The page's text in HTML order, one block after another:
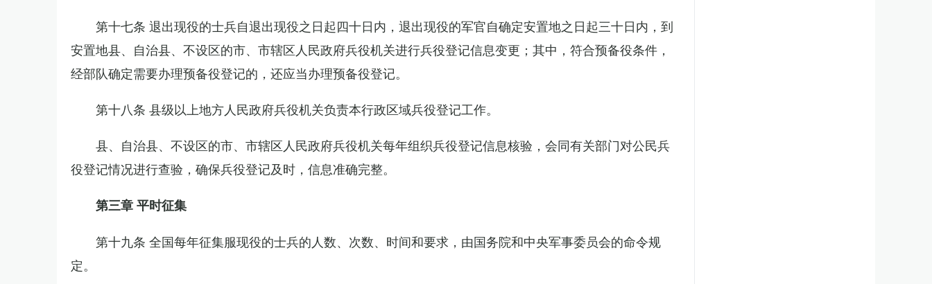
第十七条 退出现役的士兵自退出现役之日起四十日内，退出现役的军官自确定安置地之日起三十日内，到
安置地县、自治县、不设区的市、市辖区人民政府兵役机关进行兵役登记信息变更；其中，符合预备役条件，
经部队确定需要办理预备役登记的，还应当办理预备役登记。
第十八条 县级以上地方人民政府兵役机关负责本行政区域兵役登记工作。
县、自治县、不设区的市、市辖区人民政府兵役机关每年组织兵役登记信息核验，会同有关部门对公民兵
役登记情况进行查验，确保兵役登记及时，信息准确完整。
第三章 平时征集
第十九条 全国每年征集服现役的士兵的人数、次数、时间和要求，由国务院和中央军事委员会的命令规
定。